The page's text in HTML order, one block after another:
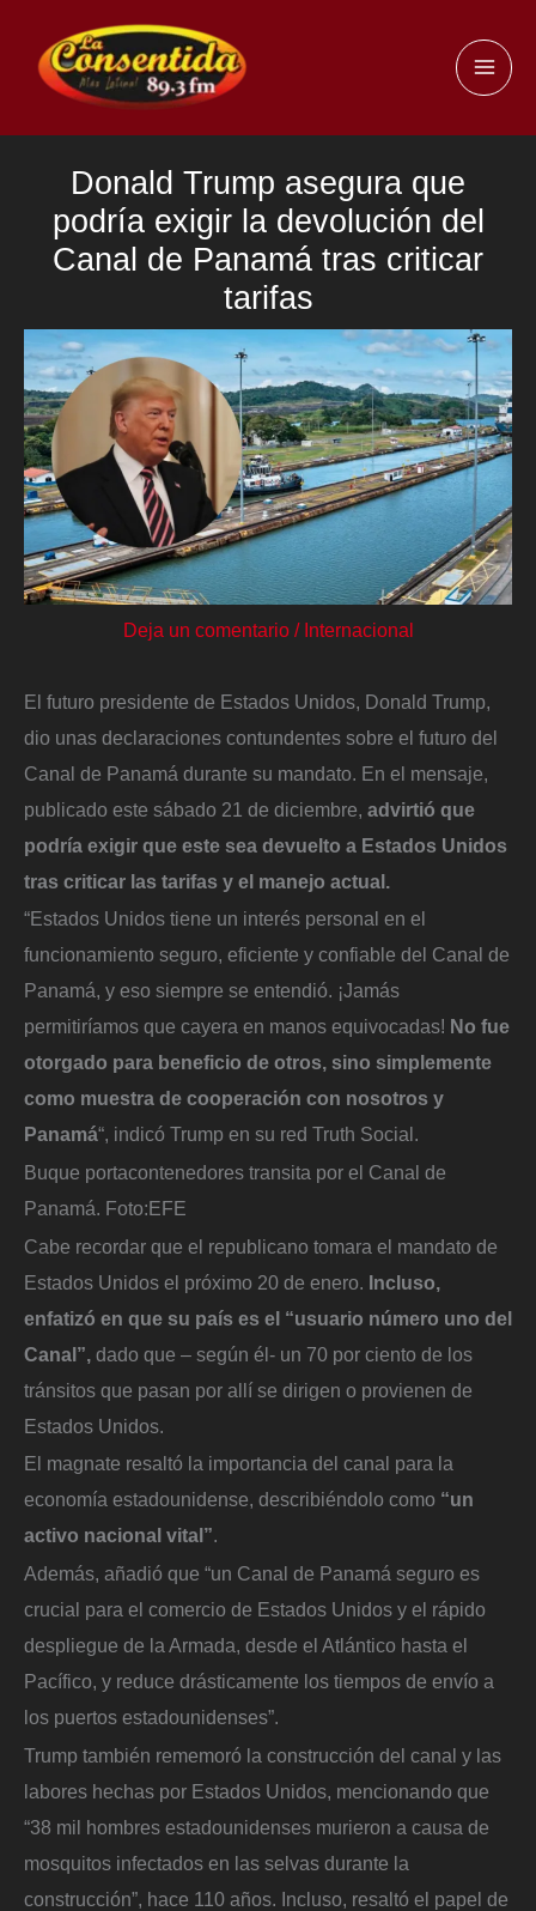
contenido
Donald Trump asegura que
podría exigir la devolución del
Canal de Panamá tras criticar
tarifas
Deja un comentario / Internacional
El futuro presidente de Estados Unidos, Donald Trump,
dio unas declaraciones contundentes sobre el futuro del
Canal de Panamá durante su mandato. En el mensaje,
publicado este sábado 21 de diciembre, advirtió que
podría exigir que este sea devuelto a Estados Unidos
tras criticar las tarifas y el manejo actual.
“Estados Unidos tiene un interés personal en el
funcionamiento seguro, eficiente y confiable del Canal de
Panamá, y eso siempre se entendió. ¡Jamás
permitiríamos que cayera en manos equivocadas! No fue
otorgado para beneficio de otros, sino simplemente
como muestra de cooperación con nosotros y
Panamá“, indicó Trump en su red Truth Social.
Buque portacontenedores transita por el Canal de
Panamá. Foto:EFE
Cabe recordar que el republicano tomara el mandato de
Estados Unidos el próximo 20 de enero. Incluso,
enfatizó en que su país es el “usuario número uno del
Canal”, dado que – según él- un 70 por ciento de los
tránsitos que pasan por allí se dirigen o provienen de
Estados Unidos.
El magnate resaltó la importancia del canal para la
economía estadounidense, describiéndolo como “un
activo nacional vital”.
Además, añadió que “un Canal de Panamá seguro es
crucial para el comercio de Estados Unidos y el rápido
despliegue de la Armada, desde el Atlántico hasta el
Pacífico, y reduce drásticamente los tiempos de envío a
los puertos estadounidenses”.
Trump también rememoró la construcción del canal y las
labores hechas por Estados Unidos, mencionando que
“38 mil hombres estadounidenses murieron a causa de
mosquitos infectados en las selvas durante la
construcción”, hace 110 años. Incluso, resaltó el papel de